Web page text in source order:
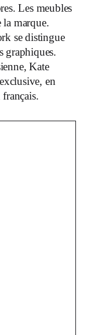
Les meubles
la marque.
se distingue
graphiques.
Kate
en